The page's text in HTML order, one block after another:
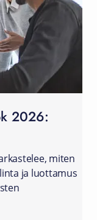
2026:
miten
ja luottamus